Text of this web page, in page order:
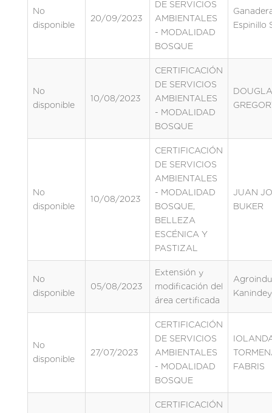
No
disponible
20/09/2023
DE SERVICIOS
AMBIENTALES
- MODALIDAD
BOSQUE
Espinillo
No
disponible
10/08/2023
CERTIFICACIÓN
DE SERVICIOS
AMBIENTALES
- MODALIDAD
BOSQUE
No
disponible
10/08/2023
CERTIFICACIÓN
DE SERVICIOS
AMBIENTALES
- MODALIDAD
BOSQUE,
BELLEZA
ESCÉNICA Y
PASTIZAL
JUAN
BUKER
No
disponible
05/08/2023
Extensión y
modificación del
área certificada
No
disponible
27/07/2023
CERTIFICACIÓN
DE SERVICIOS
AMBIENTALES
- MODALIDAD
BOSQUE
FABRIS
CERTIFICACIÓN